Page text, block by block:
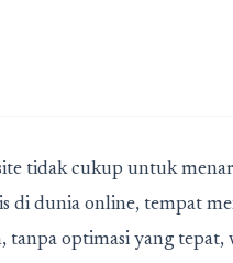
tidak cukup untuk
di dunia online, tempat
optimasi yang